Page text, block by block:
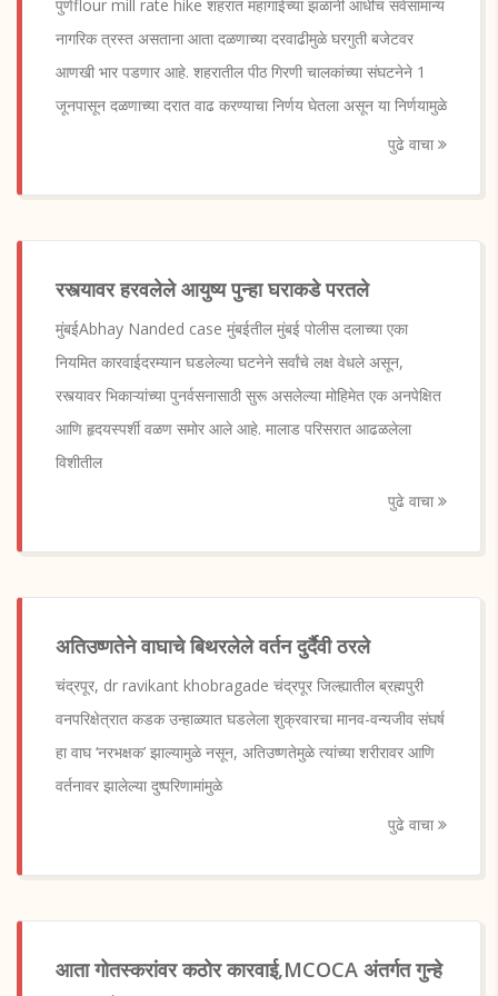
पुणेflour mill rate hike शहरात महागाईच्या झळांनी आधीच सर्वसामान्य
नागरिक त्रस्त असताना आता दळणाच्या दरवाढीमुळे घरगुती बजेटवर
आणखी भार पडणार आहे. शहरातील पीठ गिरणी चालकांच्या संघटनेने 1
जूनपासून दळणाच्या दरात वाढ करण्याचा निर्णय घेतला असून या निर्णयामुळे
पुढे वाचा
रस्त्यावर हरवलेले आयुष्य पुन्हा घराकडे परतले
मुंबईAbhay Nanded case मुंबईतील मुंबई पोलीस दलाच्या एका
नियमित कारवाईदरम्यान घडलेल्या घटनेने सर्वांचे लक्ष वेधले असून,
रस्त्यावर भिकाऱ्यांच्या पुनर्वसनासाठी सुरू असलेल्या मोहिमेत एक अनपेक्षित
आणि हृदयस्पर्शी वळण समोर आले आहे. मालाड परिसरात आढळलेला
विशीतील
पुढे वाचा
अतिउष्णतेने वाघाचे बिथरलेले वर्तन दुर्दैवी ठरले
चंद्रपूर, dr ravikant khobragade चंद्रपूर जिल्ह्यातील ब्रह्मपुरी
वनपरिक्षेत्रात कडक उन्हाळ्यात घडलेला शुक्रवारचा मानव-वन्यजीव संघर्ष
हा वाघ ‘नरभक्षक’ झाल्यामुळे नसून, अतिउष्णतेमुळे त्यांच्या शरीरावर आणि
वर्तनावर झालेल्या दुष्परिणामांमुळे
पुढे वाचा
आता गोतस्करांवर कठोर कारवाई,MCOCA अंतर्गत गुन्हे